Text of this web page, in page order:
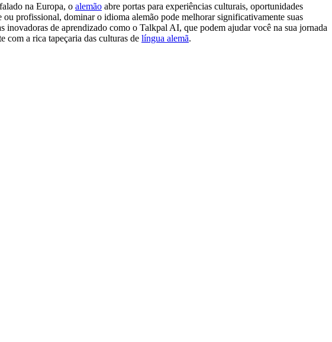
na Europa, o alemão abre portas para experiências culturais, oportunidades
profissional, dominar o idioma alemão pode melhorar significativamente suas
inovadoras de aprendizado como o Talkpal AI, que podem ajudar você na sua jornada
com a rica tapeçaria das culturas de língua alemã.